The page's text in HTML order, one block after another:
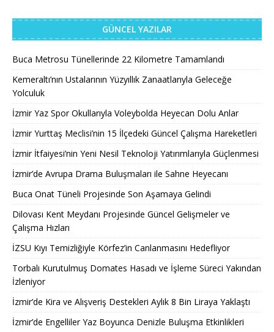
GÜNCEL YAZILAR
Buca Metrosu Tünellerinde 22 Kilometre Tamamlandı
Kemeraltı’nın Ustalarının Yüzyıllık Zanaatlarıyla Geleceğe
Yolculuk
İzmir Yaz Spor Okullarıyla Voleybolda Heyecan Dolu Anlar
İzmir Yurttaş Meclisi’nin 15 İlçedeki Güncel Çalışma Hareketleri
İzmir İtfaiyesi’nin Yeni Nesil Teknoloji Yatırımlarıyla Güçlenmesi
İzmir’de Avrupa Drama Buluşmaları ile Sahne Heyecanı
Buca Onat Tüneli Projesinde Son Aşamaya Gelindi
Dilovası Kent Meydanı Projesinde Güncel Gelişmeler ve
Çalışma Hızları
İZSU Kıyı Temizliğiyle Körfez’in Canlanmasını Hedefliyor
Torbalı Kurutulmuş Domates Hasadı ve İşleme Süreci Yakından
İzleniyor
İzmir’de Kira ve Alışveriş Destekleri Aylık 8 Bin Liraya Yaklaştı
İzmir’de Engelliler Yaz Boyunca Denizle Buluşma Etkinlikleri